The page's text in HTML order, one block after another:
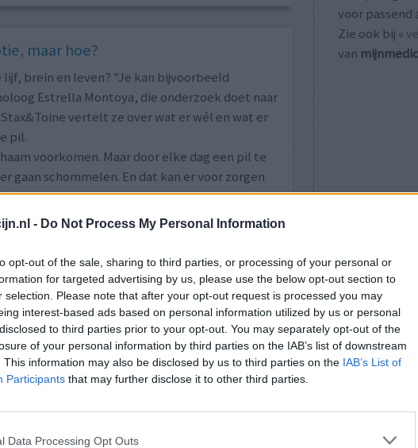
- Do Not Process My Personal Information
opt-out of the sale, sharing to third parties, or processing of your personal or
for targeted advertising by us, please use the below opt-out section to
selection. Please note that after your opt-out request is processed you may
interest-based ads based on personal information utilized by us or personal
to third parties prior to your opt-out. You may separately opt-out of the
of your personal information by third parties on the IAB’s list of downstream
This information may also be disclosed by us to third parties on the IAB’s List of
Participants that may further disclose it to other third parties.
Data Processing Opt Outs
maar hoe?
brein en leven? "Je kan bijvoorbeeld
Estrella Montoya, die onderzoek doet naar
vertelt ze over wat er wél en wat er
pil.
voorkomen. Maar door elke dag een pil te
gaan schommelen. En dat kan er voor zorgen
wanneer het schommelt".
Naar radiofragment in Stax&Toine
leeftijd algehele tevredenheid
1
voor passend
Zie ook bij «
van